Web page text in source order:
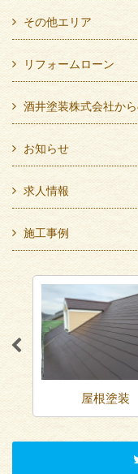
その他エリア
リフォームローン
酒井塗装株式会社か
お知らせ
求人情報
施工事例
屋根塗装